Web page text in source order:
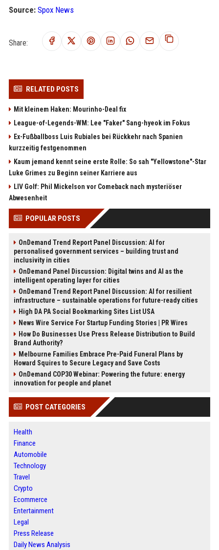
Source: Spox News
Share:
RELATED POSTS
Mit kleinem Haken: Mourinho-Deal fix
League-of-Legends-WM: Lee "Faker" Sang-hyeok im Fokus
Ex-Fußballboss Luis Rubiales bei Rückkehr nach Spanien
kurzzeitig festgenommen
Kaum jemand kennt seine erste Rolle: So sah "Yellowstone"-Star
Luke Grimes zu Beginn seiner Karriere aus
LIV Golf: Phil Mickelson vor Comeback nach mysteriöser
Abwesenheit
POPULAR POSTS
OnDemand Trend Report Panel Discussion: AI for
personalised government services – building trust and
inclusivity in cities
OnDemand Panel Discussion: Digital twins and AI as the
intelligent operating layer for cities
OnDemand Trend Report Panel Discussion: AI for resilient
infrastructure – sustainable operations for future-ready cities
High DA PA Social Bookmarking Sites List USA
News Wire Service For Startup Funding Stories | PR Wires
How Do Businesses Use Press Release Distribution to Build
Brand Authority?
Melbourne Families Embrace Pre-Paid Funeral Plans by
Howard Squires to Secure Legacy and Save Costs
OnDemand COP30 Webinar: Powering the future: energy
innovation for people and planet
POST CATEGORIES
Health
Finance
Automobile
Technology
Travel
Crypto
Ecommerce
Entertainment
Legal
Press Release
Daily News Analysis